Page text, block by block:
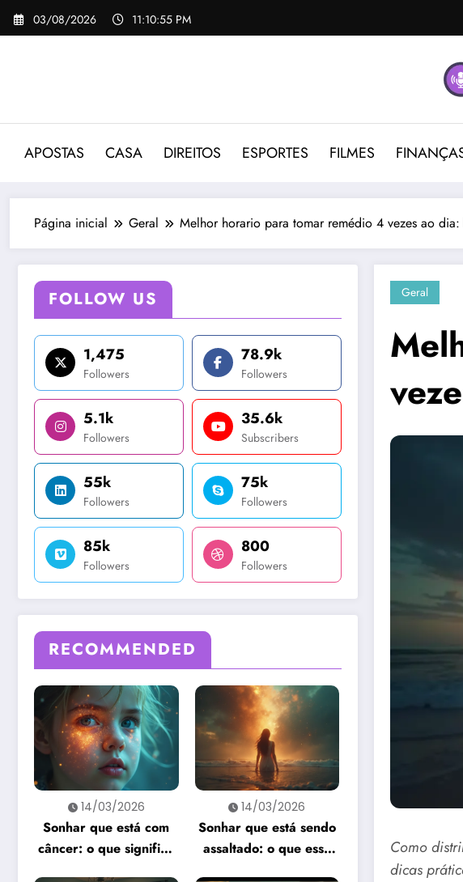
Pular
para
03/08/2026 11:10:56 PM
APOSTAS CASA DIREITOS ESPORTES FILMES
Página inicial Geral Melhor horario para tomar remédio 4 vezes ao
FOLLOW US
1,475
Followers
78.9k
Followers
5.1k
Followers
35.6k
Subscribers
55k
Followers
75k
Followers
85k
Followers
800
Followers
RECOMMENDED
14/03/2026
Sonhar que está com
câncer: o que significa
14/03/2026
Sonhar que está sendo
assaltado: o que esse
Geral
Como
dicas